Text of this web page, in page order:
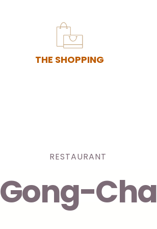
THE SHOPPING
RESTAURANT
Gong-Cha